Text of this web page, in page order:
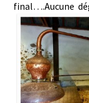
final….Aucune